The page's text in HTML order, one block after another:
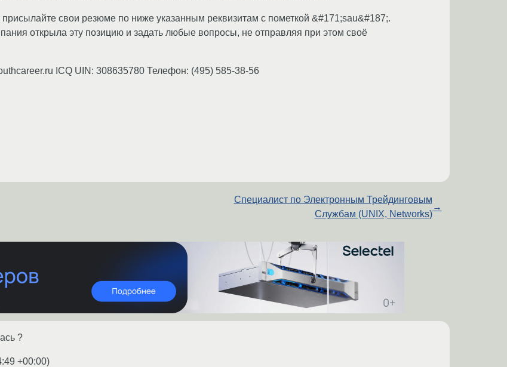
свои резюме по ниже указанным реквизитам с пометкой &#171;sau&#187;.
открыла эту позицию и задать любые вопросы, не отправляя при этом своё
ICQ UIN: 308635780 Телефон: (495) 585-38-56
Специалист по Электронным Трейдинговым
Службам (UNIX, Networks)
→
?
+00:00)